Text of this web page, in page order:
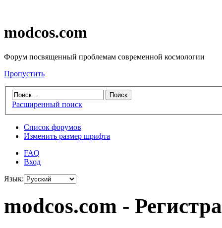
modcos.com
Форум посвященный проблемам современной космологии
Пропустить
Расширенный поиск
Список форумов
Изменить размер шрифта
FAQ
Вход
Язык:
modcos.com -